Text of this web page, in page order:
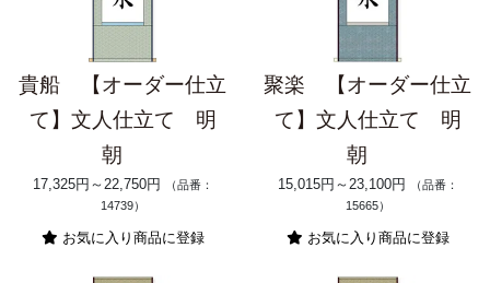
貴船 【オーダー仕立
て】文人仕立て 明
朝
17,325円～22,750円
（品番：
14739）
お気に入り商品に登録
聚楽 【オーダー仕立
て】文人仕立て 明
朝
15,015円～23,100円
（品番：
15665）
お気に入り商品に登録